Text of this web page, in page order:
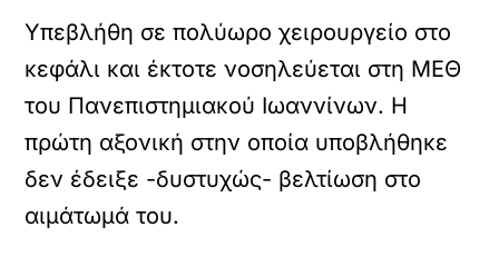
Υπεβλήθη σε πολύωρο χειρουργείο στο
κεφάλι και έκτοτε νοσηλεύεται στη ΜΕΘ
του Πανεπιστημιακού Ιωαννίνων. Η
πρώτη αξονική στην οποία υποβλήθηκε
δεν έδειξε -δυστυχώς- βελτίωση στο
αιμάτωμά του.